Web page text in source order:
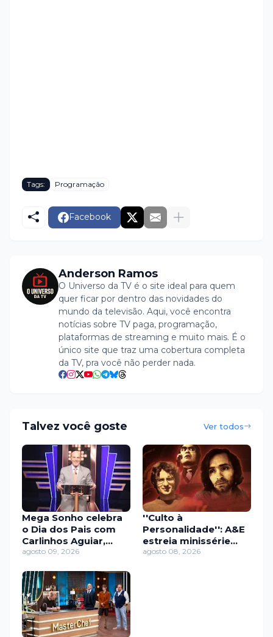
Tags: Programação
Facebook
Anderson Ramos
O Universo da TV é o site ideal para quem
quer ficar por dentro das novidades do
mundo da televisão. Aqui, você encontra
notícias sobre TV paga, programação,
plataformas de streaming e muito mais. É o
único site que traz uma cobertura completa
da TV, pra você não perder nada.
Talvez você goste Ver todos
Mega Sonho celebra
o Dia dos Pais com
Carlinhos Aguiar,
Caique Aguiar e
agosto 09, 2026
''Culto à
Personalidade'': A&E
estreia minissérie
sobre os líderes de
agosto 08, 2026